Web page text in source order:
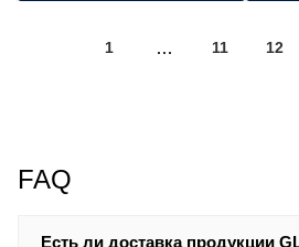
1 11 12
FAQ
Есть ли доставка продукции